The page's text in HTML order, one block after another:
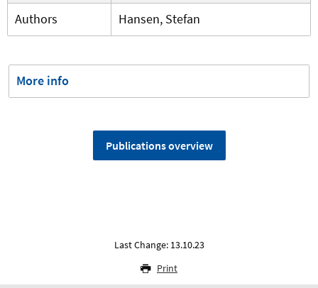
Authors
Hansen, Stefan
More info
Publications overview
Last Change: 13.10.23
Print